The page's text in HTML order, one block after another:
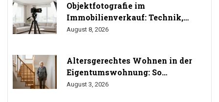
Objektfotografie im
Immobilienverkauf: Technik,
Perspektiven und Do's & Don'ts
August 8, 2026
Altersgerechtes Wohnen in der
Eigentumswohnung: So
durchsetzen Sie Ihr Umbaurecht
August 3, 2026